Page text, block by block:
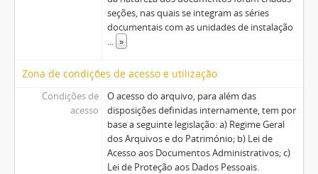
seções, nas quais se integram as séries
documentais com as unidades de instalação
... »
Zona de condições de acesso e utilização
Condições de
acesso
O acesso do arquivo, para além das
disposições definidas internamente, tem por
base a seguinte legislação: a) Regime Geral
dos Arquivos e do Património; b) Lei de
Acesso aos Documentos Administrativos; c)
Lei de Proteção aos Dados Pessoais.